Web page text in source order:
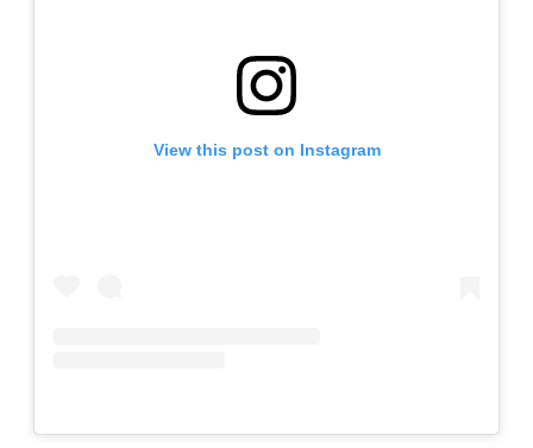
View this post on Instagram